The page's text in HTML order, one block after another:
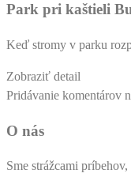
Park pri kaštieli
Keď stromy v parku
Zobraziť detail
Pridávanie komentárov
O nás
Sme strážcami